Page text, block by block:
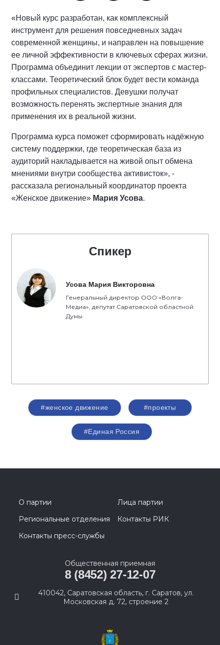
«Новый курс разработан, как комплексный
инструмент для решения повседневных задач
современной женщины, и направлен на повышение
ее личной эффективности в ключевых сферах жизни.
Программа объединит лекции от экспертов с мастер-
классами. Теоретический блок будет вести команда
профильных специалистов. Девушки получат
возможность перенять экспертные знания для
применения их в реальной жизни.
Программа курса поможет сформировать надёжную
систему поддержки, где теоретическая база из
аудиторий накладывается на живой опыт обмена
мнениями внутри сообщества активисток», -
рассказала региональный координатор проекта
«Женское движение» Мария Усова.
Спикер
Усова Мария Викторовна
Генеральный директор ООО «Волга-
Медиа», депутат Саратовской областной
Думы
#женское движение #проекты
#Единая Россия
О партии
Лица партии
Региональные отделения
Контакты РИК
Контакты пресс-службы
Общественная приемная
8 (8452) 27-12-07
410042, Саратовская область, г. Саратов, ул.
Московская д. 72, строение 2